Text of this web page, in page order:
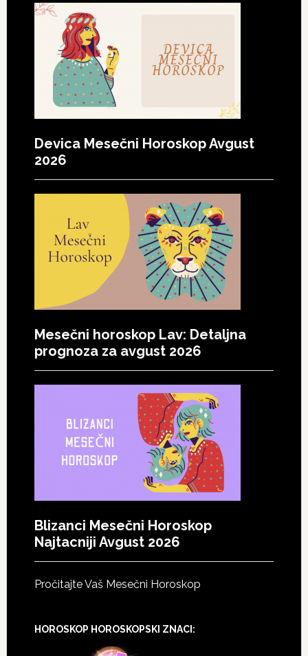
Devica Mesečni Horoskop Avgust
2026
Mesečni horoskop Lav: Detaljna
prognoza za avgust 2026
Blizanci Mesečni Horoskop
Najtacniji Avgust 2026
Pročitajte Vaš Mesečni Horoskop
HOROSKOP HOROSKOPSKI ZNACI: